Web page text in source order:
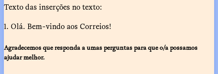
Texto das inserções no texto:
1. Olá. Bem-vindo aos Correios!
Agradecemos que responda a umas perguntas para que o/a possamos
ajudar melhor.